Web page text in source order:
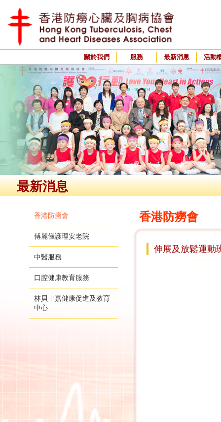
關於我們 服務 最新消息 活動
最新消息
香港防癆會
傅麗儀護理安老院
中醫服務
口腔健康教育服務
林貝聿嘉健康促進及教育
中心
香港防癆會
伸展及放鬆運動